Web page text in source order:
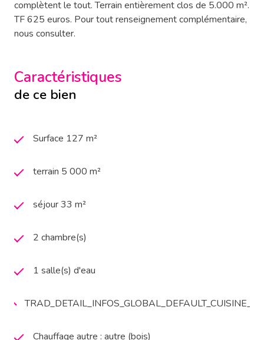
complètent le tout. Terrain entièrement clos de 5.000 m².
TF 625 euros. Pour tout renseignement complémentaire,
nous consulter.
Caractéristiques
de ce bien
Surface 127 m²
terrain 5 000 m²
séjour 33 m²
2 chambre(s)
1 salle(s) d'eau
Chauffage autre : autre (bois)